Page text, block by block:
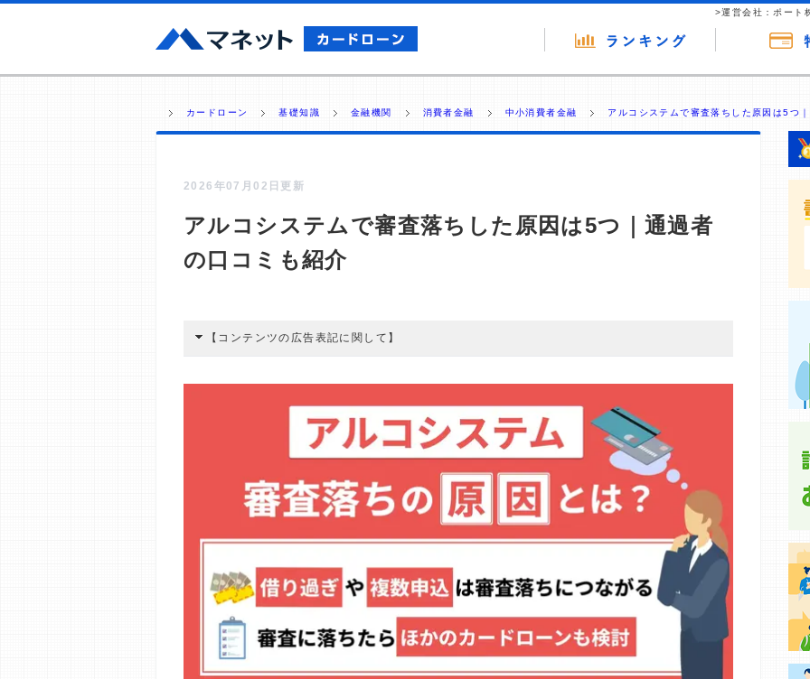
>運営会社：ポート
カードローン 基礎知識 金融機関 消費者金融 中小消費者金融 アルコシステムで審査落ちした原因は5つ
2026年07月02日更新
アルコシステムで審査落ちした原因は5つ｜通過者
の口コミも紹介
【コンテンツの広告表記に関して】
編集部の調査／ユーザーへの口コミ収集などに基づき、公平性を担保した情報提供を行っていま